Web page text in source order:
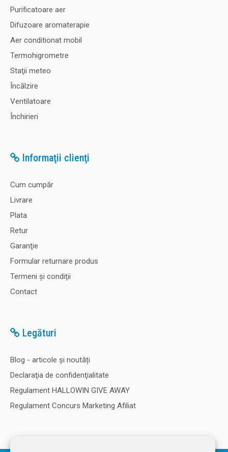
Purificatoare aer
Difuzoare aromaterapie
Aer conditionat mobil
Termohigrometre
Staţii meteo
Încălzire
Ventilatoare
Închirieri
Informaţii clienţi
Cum cumpăr
Livrare
Plata
Retur
Garanţie
Formular returnare produs
Termeni şi condiţii
Contact
Legături
Blog - articole și noutăți
Declaraţia de confidenţialitate
Regulament HALLOWIN GIVE AWAY
Regulament Concurs Marketing Afiliat